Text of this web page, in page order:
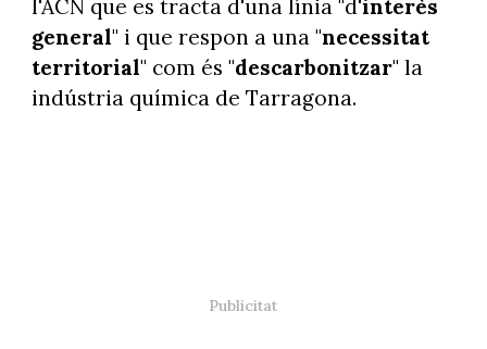
l'ACN que es tracta d'una línia "d'interès
general" i que respon a una "necessitat
territorial" com és "descarbonitzar" la
indústria química de Tarragona.